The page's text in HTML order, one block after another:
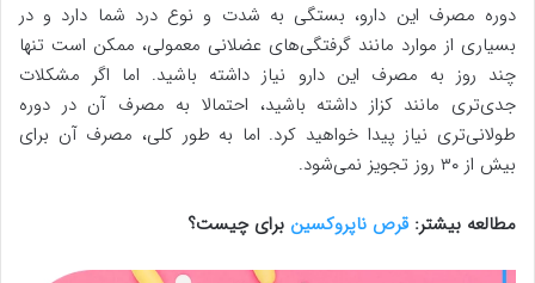
دوره مصرف این دارو، بستگی به شدت و نوع درد شما دارد و در
بسیاری از موارد مانند گرفتگی‌های عضلانی معمولی، ممکن است تنها
چند روز به مصرف این دارو نیاز داشته باشید. اما اگر مشکلات
جدی‌تری مانند کزاز داشته باشید، احتمالا به مصرف آن در دوره
طولانی‌تری نیاز پیدا خواهید کرد. اما به طور کلی، مصرف آن برای
بیش از ۳۰ روز تجویز نمی‌شود.
مطالعه بیشتر: قرص ناپروکسین برای چیست؟